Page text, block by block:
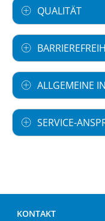
QUALITÄT
ALLGEMEINE
SERVICE-
KONTAKT